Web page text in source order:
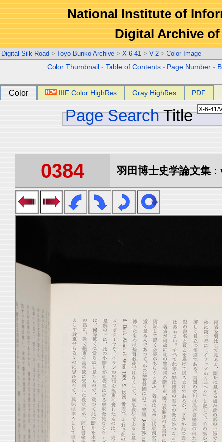
National Institute of
Digital Archive
Digital Silk Road > Toyo Bunko Archive > X-6-41 > V-2 > Color Image
Color Thumbnail -Table of Contents - Page Number -
Color IIIF Color HighRes Gray HighRes PDF
Page Search Title
0384 羽田博士史学論文集 :